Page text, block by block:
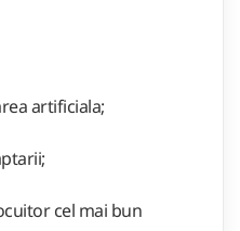
artificiala;
cel mai bun